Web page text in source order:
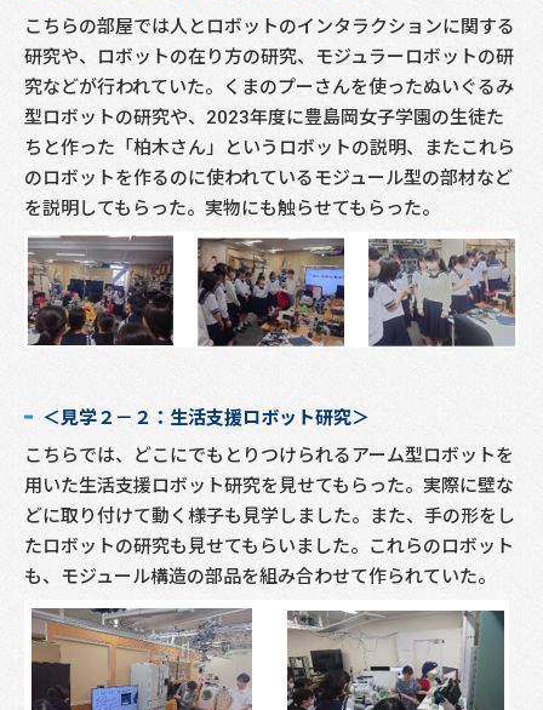
こちらの部屋では人とロボットのインタラクションに関する
研究や、ロボットの在り方の研究、モジュラーロボットの研
究などが行われていた。くまのプーさんを使ったぬいぐるみ
型ロボットの研究や、2023年度に豊島岡女子学園の生徒た
ちと作った「柏木さん」というロボットの説明、またこれら
のロボットを作るのに使われているモジュール型の部材など
を説明してもらった。実物にも触らせてもらった。
＜見学２－２：生活支援ロボット研究＞
こちらでは、どこにでもとりつけられるアーム型ロボットを
用いた生活支援ロボット研究を見せてもらった。実際に壁な
どに取り付けて動く様子も見学しました。また、手の形をし
たロボットの研究も見せてもらいました。これらのロボット
も、モジュール構造の部品を組み合わせて作られていた。